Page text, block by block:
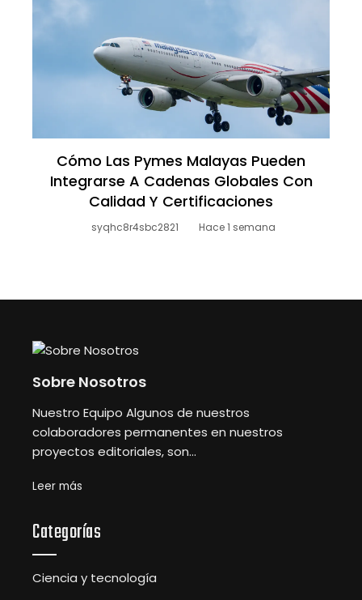
Cómo Las Pymes Malayas Pueden
Integrarse A Cadenas Globales Con
Calidad Y Certificaciones
syqhc8r4sbc2821 Hace 1 semana
Sobre Nosotros
Nuestro Equipo Algunos de nuestros
colaboradores permanentes en nuestros
proyectos editoriales, son...
Leer más
Categorías
Ciencia y tecnología